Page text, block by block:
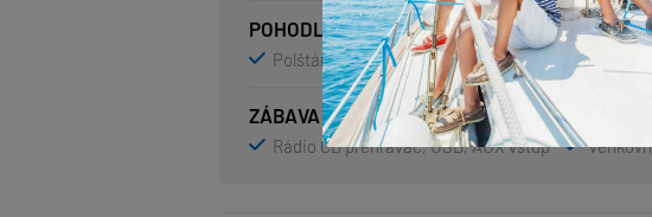
POHODLÍ
Polštáře do kokpitu
ZÁBAVA
Rádio CD přehrávač, USB, AUX vstup